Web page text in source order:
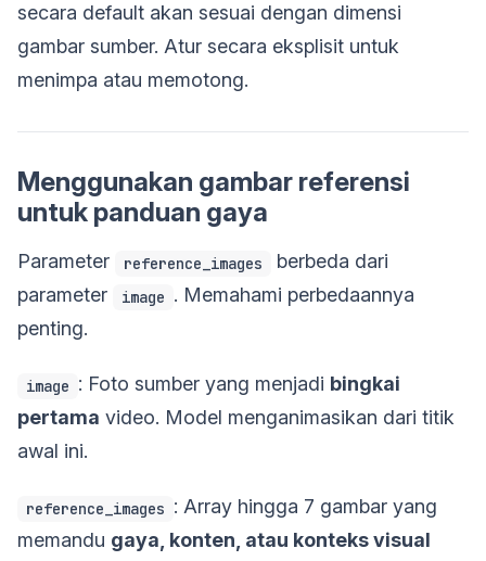
secara default akan sesuai dengan dimensi
gambar sumber. Atur secara eksplisit untuk
menimpa atau memotong.
Menggunakan gambar referensi
untuk panduan gaya
Parameter reference_images
berbeda dari
parameter
image . Memahami perbedaannya
penting.
image : Foto sumber yang menjadi bingkai
pertama video. Model menganimasikan dari titik
awal ini.
reference_images : Array hingga 7 gambar yang
memandu gaya, konten, atau konteks visual